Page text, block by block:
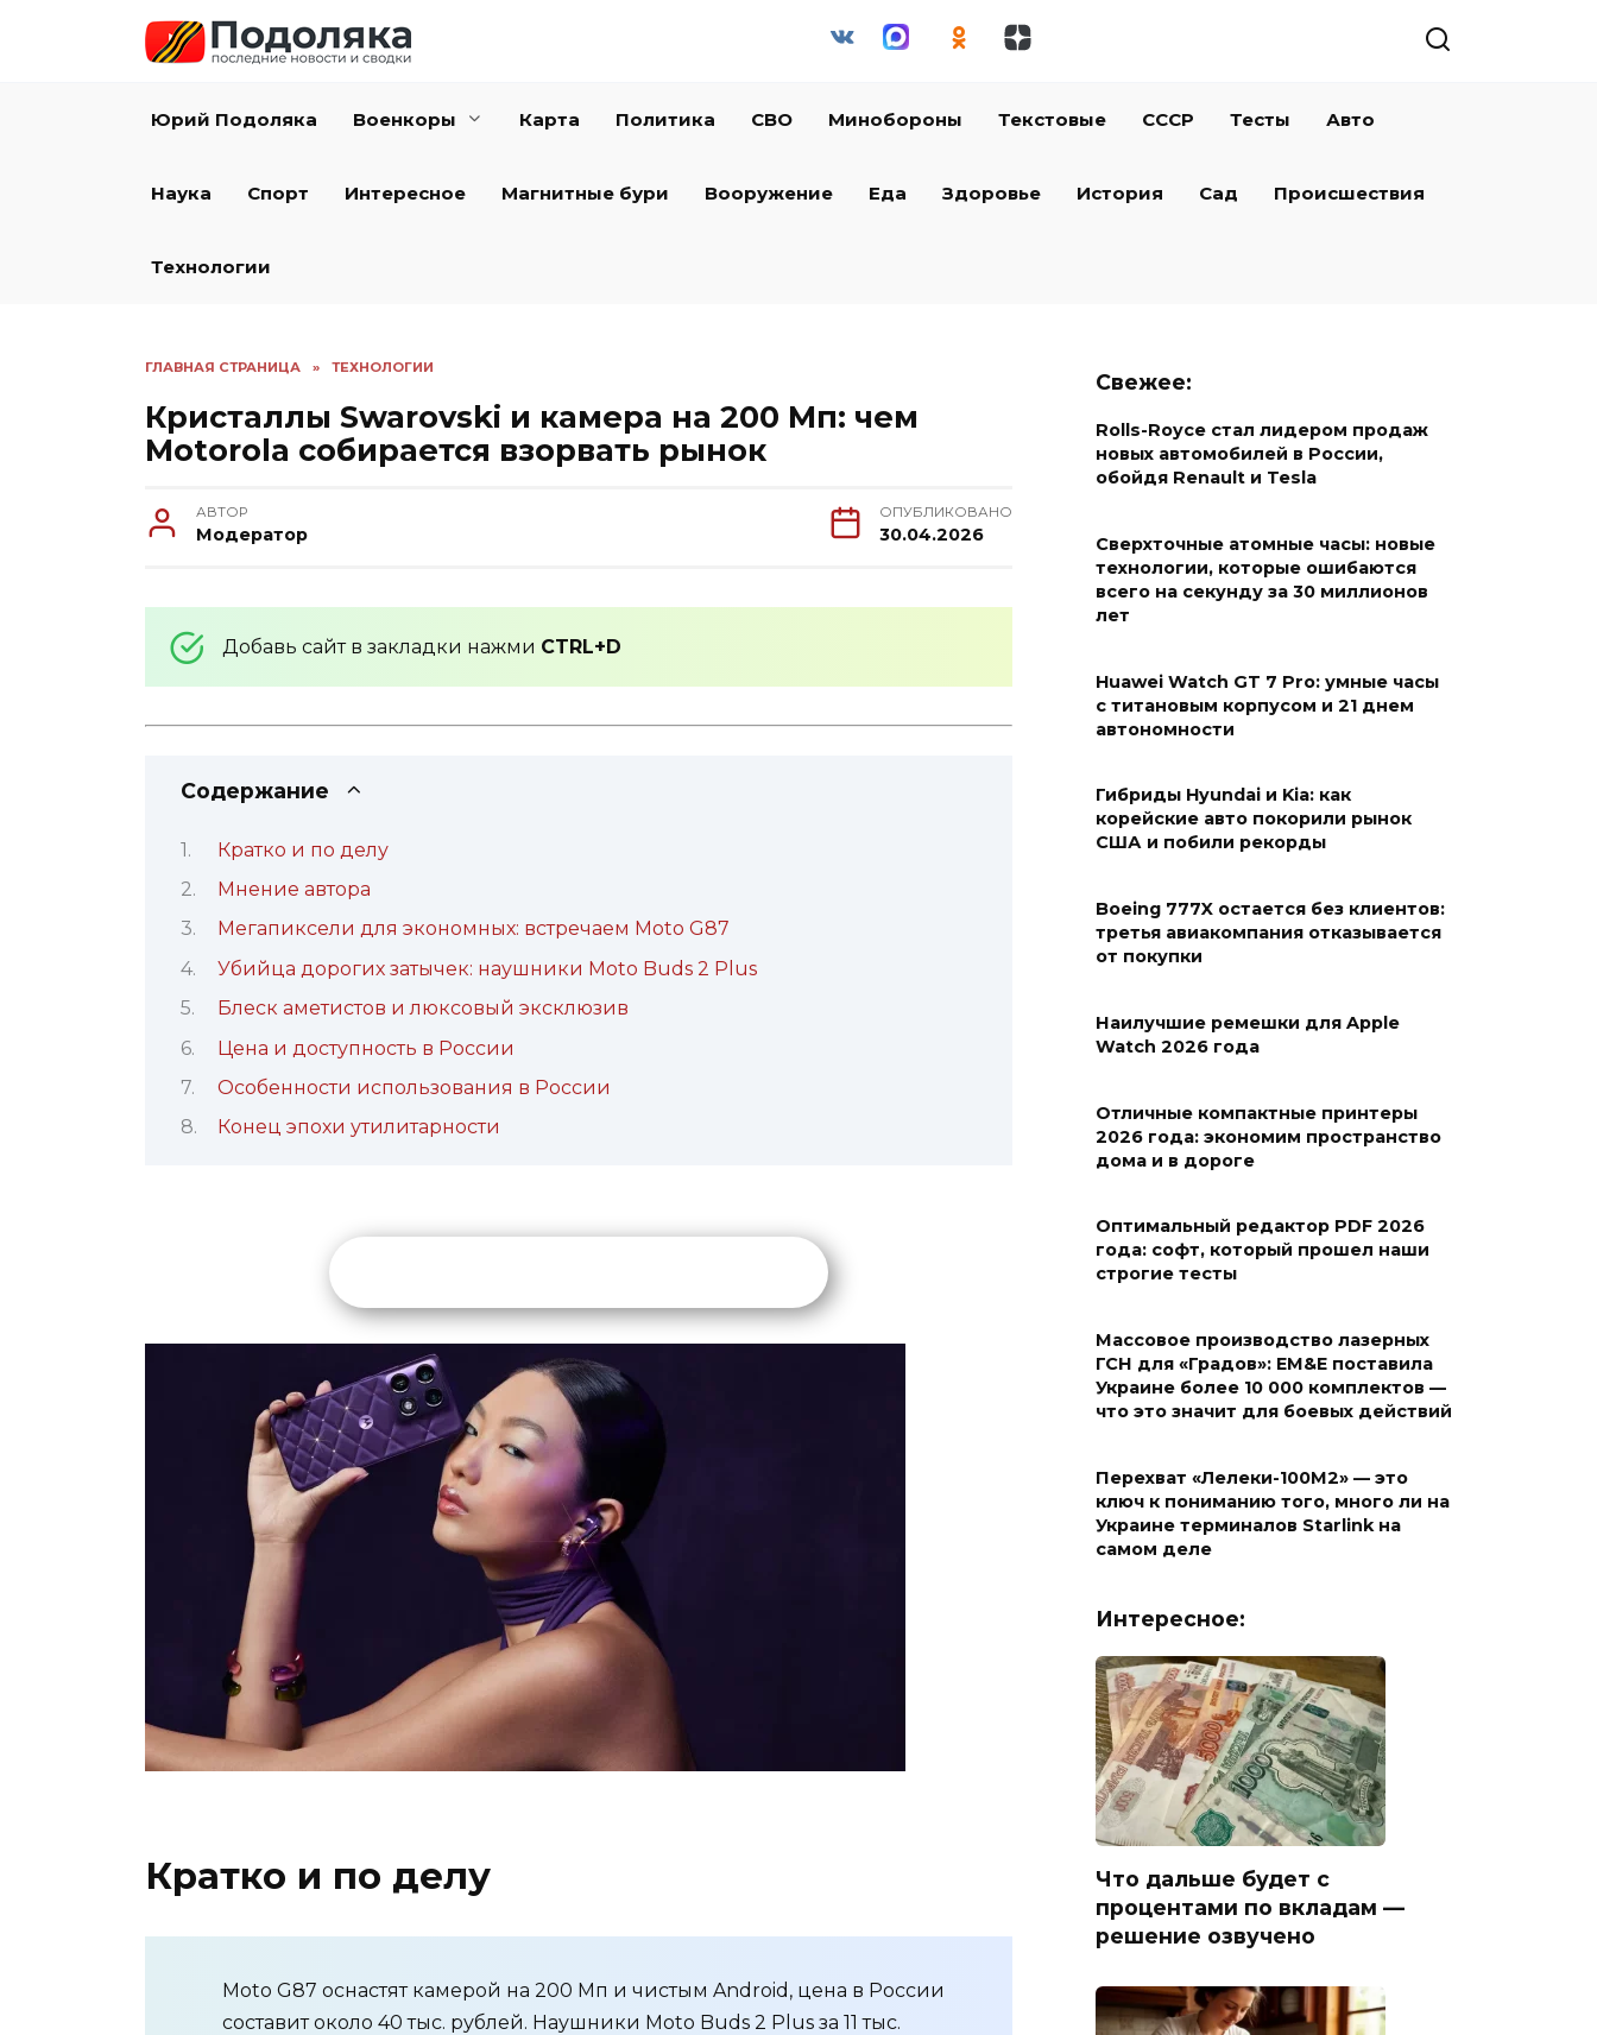
Юрий Подоляка Военкоры Карта Политика СВО Минобороны Текстовые СССР Тесты Авто
Наука Спорт Интересное Магнитные бури Вооружение Еда Здоровье История Сад Происшествия
Технологии
ГЛАВНАЯ СТРАНИЦА » ТЕХНОЛОГИИ
Кристаллы Swarovski и камера на 200 Мп: чем
Motorola собирается взорвать рынок
АВТОР
Модератор
ОПУБЛИКОВАНО
30.04.2026
Добавь сайт в закладки нажми CTRL+D
Содержание
Кратко и по делу
Мнение автора
Мегапиксели для экономных: встречаем Moto G87
Убийца дорогих затычек: наушники Moto Buds 2 Plus
Блеск аметистов и люксовый эксклюзив
Цена и доступность в России
Особенности использования в России
Конец эпохи утилитарности
Кратко и по делу
Moto G87 оснастят камерой на 200 Мп и чистым Android, цена в России
составит около 40 тыс. рублей. Наушники Moto Buds 2 Plus за 11 тыс.
Свежее:
Rolls-Royce стал лидером продаж
новых автомобилей в России,
обойдя Renault и Tesla
Сверхточные атомные часы: новые
технологии, которые ошибаются
всего на секунду за 30 миллионов
лет
Huawei Watch GT 7 Pro: умные часы
с титановым корпусом и 21 днем
автономности
Гибриды Hyundai и Kia: как
корейские авто покорили рынок
США и побили рекорды
Boeing 777X остается без клиентов:
третья авиакомпания отказывается
от покупки
Наилучшие ремешки для Apple
Watch 2026 года
Отличные компактные принтеры
2026 года: экономим пространство
дома и в дороге
Оптимальный редактор PDF 2026
года: софт, который прошел наши
строгие тесты
Массовое производство лазерных
ГСН для «Градов»: EM&E поставила
Украине более 10 000 комплектов —
что это значит для боевых действий
Перехват «Лелеки-100М2» — это
ключ к пониманию того, много ли на
Украине терминалов Starlink на
самом деле
Интересное:
Что дальше будет с
процентами по вкладам —
решение озвучено